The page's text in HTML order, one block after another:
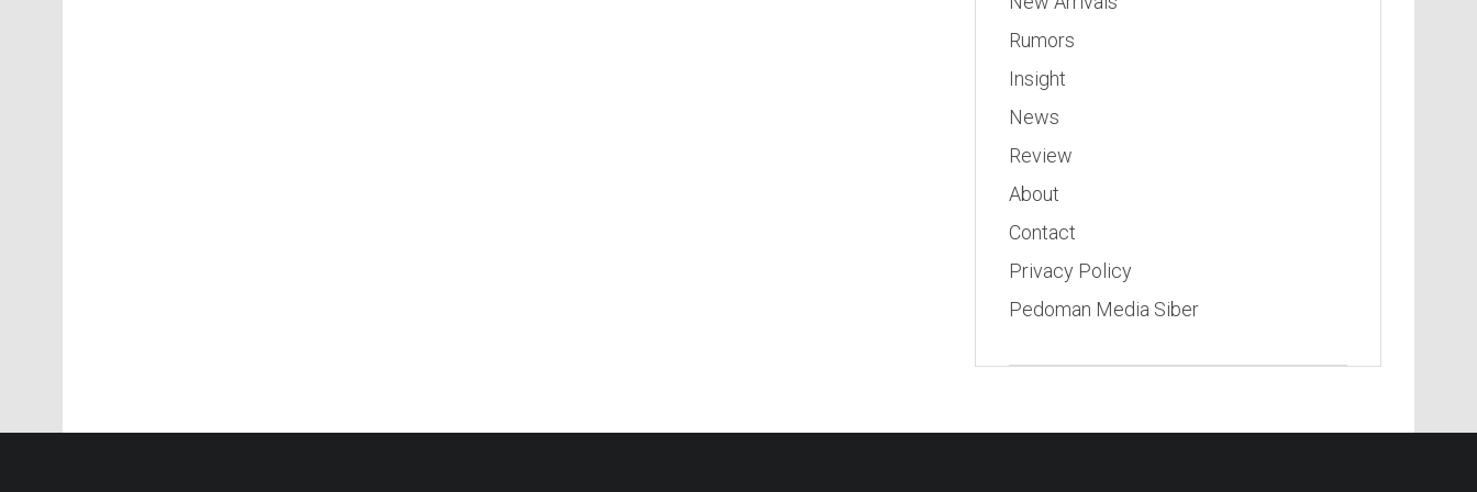
Rumors
Insight
News
Review
About
Contact
Privacy Policy
Pedoman Media Siber